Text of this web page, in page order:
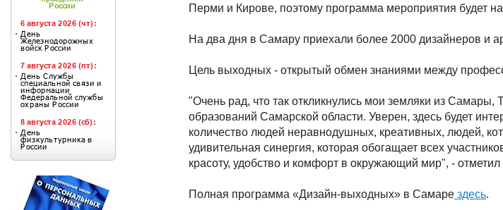
Перми и Кирове, поэтому программа мероприятия будет
На два дня в Самару приехали более 2000 дизайнеров и
Цель выходных - открытый обмен знаниями между
"Очень рад, что так откликнулись мои земляки из Самары,
образований Самарской области. Уверен, здесь будет
количество людей неравнодушных, креативных, людей,
удивительная синергия, которая обогащает всех
красоту, удобство и комфорт в окружающий мир", -
Полная программа «Дизайн-выходных» в Самаре здесь.